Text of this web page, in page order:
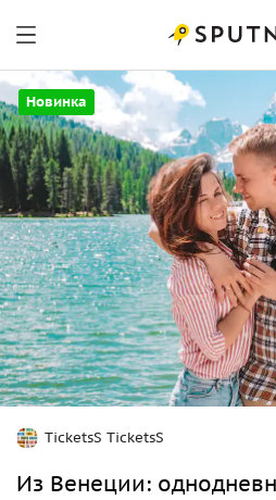
Новинка
TicketsS TicketsS
Из Венеции: